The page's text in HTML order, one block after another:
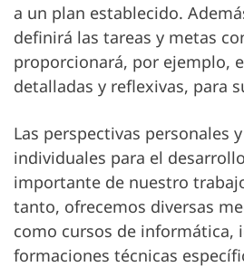
a un plan establecido.
definirá las tareas y metas
proporcionará, por ejemplo,
detalladas y reflexivas, para
Las perspectivas personales
individuales para el
importante de nuestro
tanto, ofrecemos diversas
como cursos de informática,
formaciones técnicas